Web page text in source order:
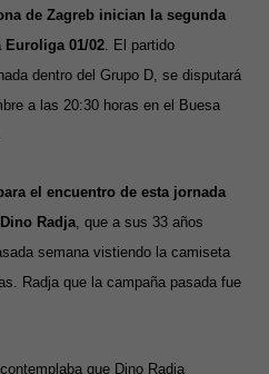
de Zagreb inician la segunda
Euroliga 01/02 . El partido
dentro del Grupo D, se disputará
a las 20:30 horas en el Buesa
el encuentro de esta jornada
Radja , que a sus 33 años
semana vistiendo la camiseta
Radja que la campaña pasada fue
que Dino Radja